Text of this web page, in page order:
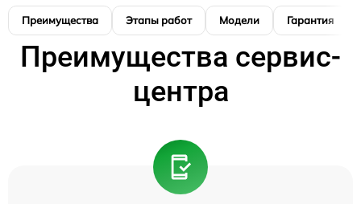
Преимущества Этапы работ Модели Гарантия
Преимущества сервис-
центра